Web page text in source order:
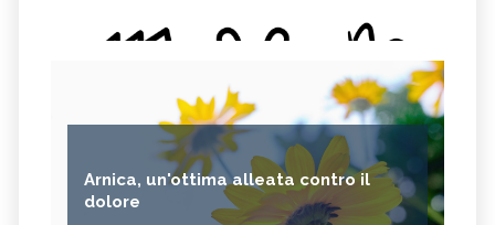
Arnica, un'ottima alleata contro il
dolore